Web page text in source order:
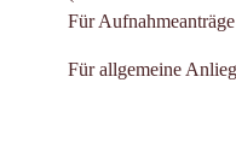
Für
Für allgemeine